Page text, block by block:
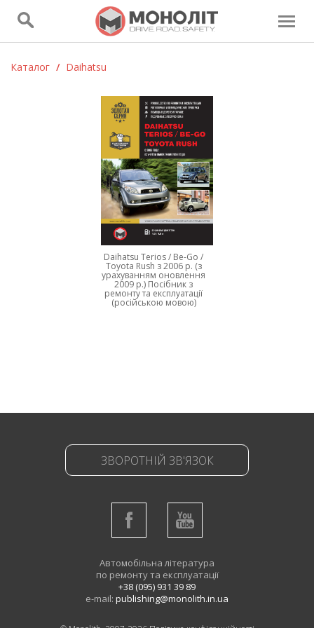
Каталог / Daihatsu
Daihatsu Terios / Be-Go /
Toyota Rush з 2006 р. (з
урахуванням оновлення
2009 р.) Посібник з
ремонту та експлуатації
(російською мовою)
ЗВОРОТНІЙ ЗВ'ЯЗОК
Автомобільна література
по ремонту та експлуатації
+38 (095) 931 39 89
e-mail: publishing@monolith.in.ua